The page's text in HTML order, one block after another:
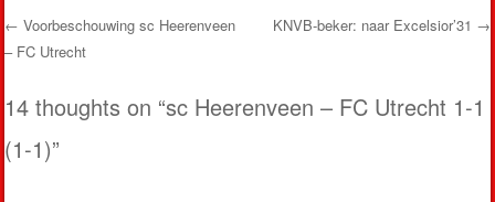
Post navigation
← Voorbeschouwing sc Heerenveen
– FC Utrecht
KNVB-beker: naar Excelsior’31 →
14 thoughts on “sc Heerenveen – FC Utrecht 1-1
(1-1)”